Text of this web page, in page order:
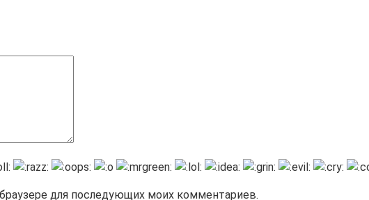
для последующих моих комментариев.